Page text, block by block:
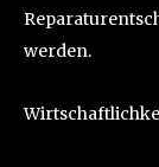
werden.